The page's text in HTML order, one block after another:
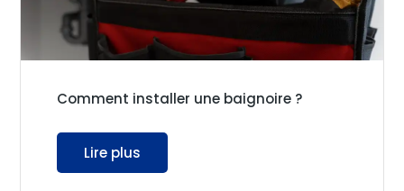
Comment installer une baignoire ?
Lire plus